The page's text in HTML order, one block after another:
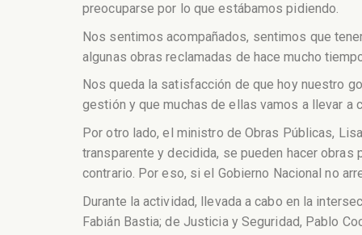
preocuparse por lo que estábamos pidiendo.
Nos sentimos acompañados, sentimos que
algunas obras reclamadas de hace mucho
Nos queda la satisfacción de que hoy nuestro
gestión y que muchas de ellas vamos a llevar a
Por otro lado, el ministro de Obras Públicas,
transparente y decidida, se pueden hacer obras
contrario. Por eso, si el Gobierno Nacional no
Durante la actividad, llevada a cabo en la
Fabián Bastia; de Justicia y Seguridad, Pablo